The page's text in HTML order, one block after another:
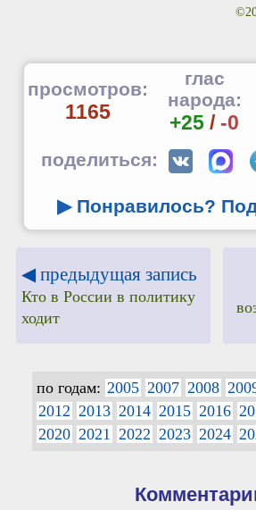
просмотров:
1165
глас
народа:
+25 / -0
поделиться:
▶ Понравилось?
◀ предыдущая запись
Кто в России в политику
ходит
по годам: 2005 2007 2008
2012 2013 2014 2015 2016
2020 2021 2022 2023 2024